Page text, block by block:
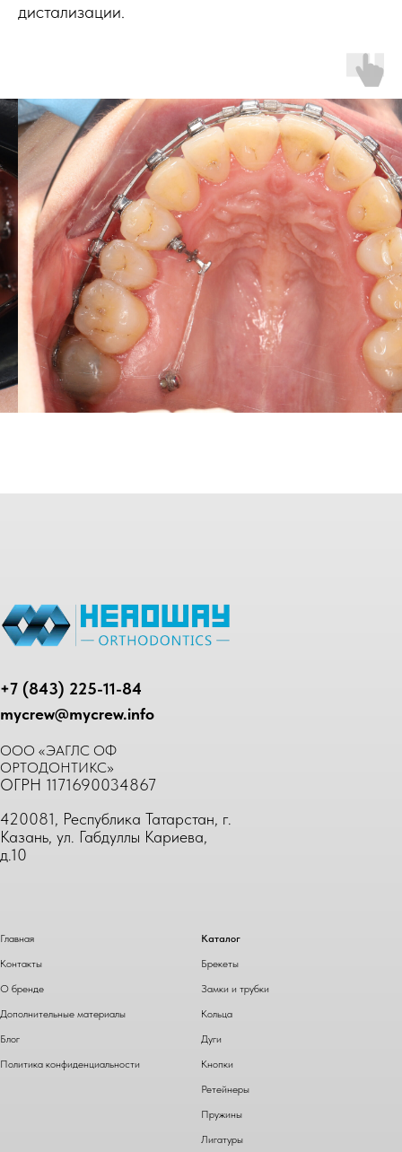
дистализации.
+7 (843) 225-11-84
mycrew@mycrew.info
ООО «ЭАГЛС ОФ
ОРТОДОНТИКС»
ОГРН 1171690034867
420081, Республика Татарстан, г.
Казань, ул. Габдуллы Кариева,
д.10
Главная
Контакты
О бренде
Дополнительные материалы
Блог
Политика конфиденциальности
Каталог
Брекеты
Замки и трубки
Кольца
Дуги
Кнопки
Ретейнеры
Пружины
Лигатуры